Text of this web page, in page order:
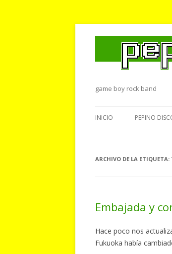
game boy rock band
INICIO PEPINO
ARCHIVO DE LA ETIQUETA:
Embajada y
Hace poco nos
Fukuoka había